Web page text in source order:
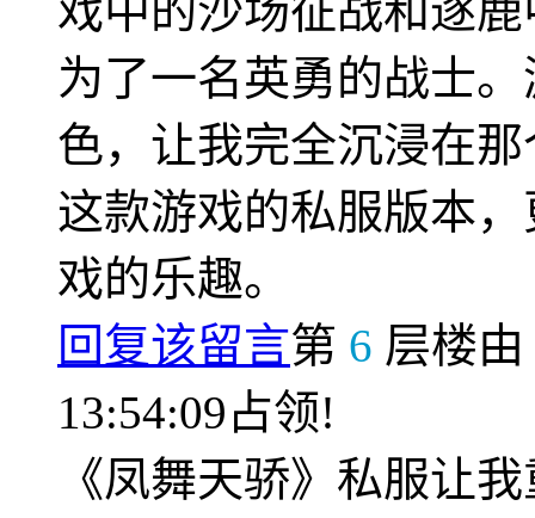
戏中的沙场征战和逐
为了一名英勇的战士
色，让我完全沉浸在
这款游戏的私服版本
戏的乐趣。
回复该留言第 6 层楼由
13:54:09占领!
《凤舞天骄》私服让